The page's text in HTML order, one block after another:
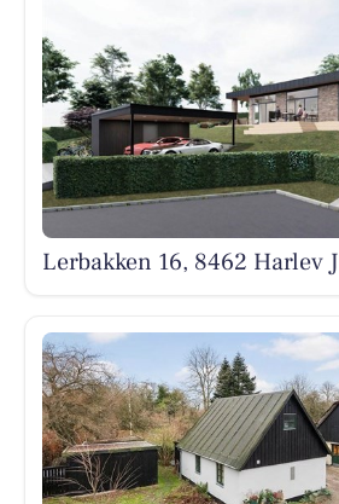
Lerbakken 16, 8462 Harlev J